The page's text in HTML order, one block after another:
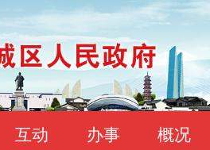
互动 办事 概况